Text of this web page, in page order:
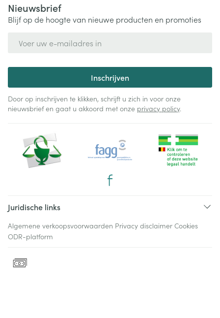
Nieuwsbrief
Blijf op de hoogte van nieuwe producten en promoties
Inschrijven
Door op inschrijven te klikken, schrijft u zich in voor onze
nieuwsbrief en gaat u akkoord met onze privacy policy.
Juridische links
Algemene verkoopsvoorwaarden Privacy disclaimer Cookies
ODR-platform